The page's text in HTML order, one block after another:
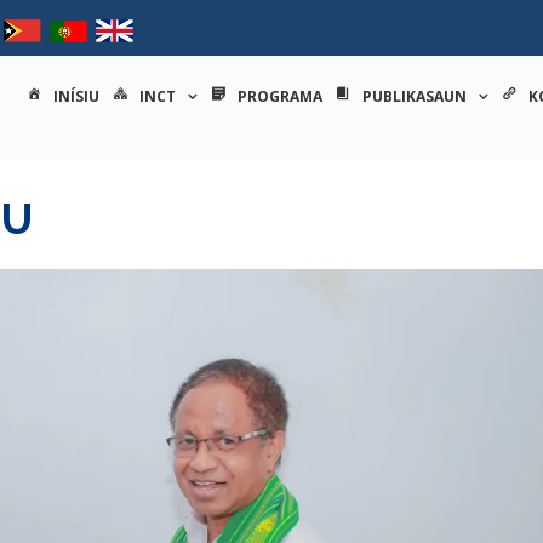
nacional de ciências
INÍSIU INCT PROGRAMA PUBLIKASAUN